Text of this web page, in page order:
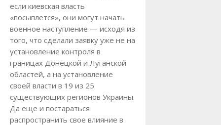
если киевская власть
«посыплется», они могут начать
военное наступление — исходя из
того, что сделали заявку уже не на
установление контроля в
границах Донецкой и Луганской
областей, а на установление
своей власти в 19 из 25
существующих регионов Украины.
Да еще и постараться
распространить свое влияние в